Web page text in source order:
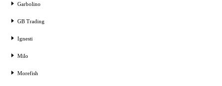
Garbolino
GB Trading
Ignesti
Milo
Morefish